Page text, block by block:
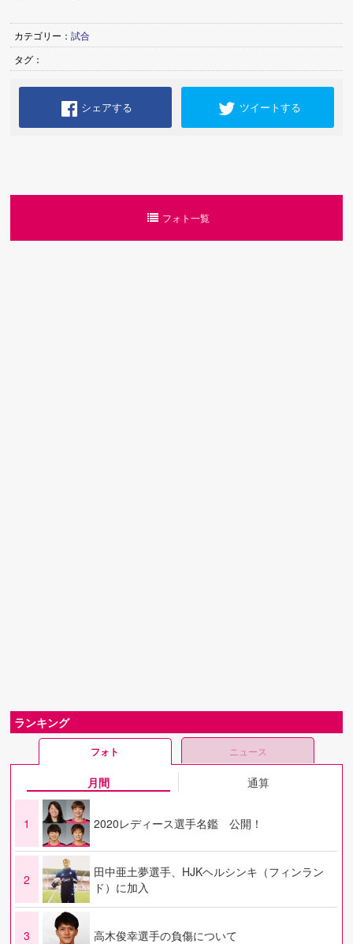
カテゴリー：試合
タグ：
シェアする ツイートする
フォト一覧
ランキング
フォト ニュース
月間 通算
1 2020レディース選手名鑑 公開！
2
田中亜土夢選手、HJKヘルシンキ（フィンラン
ド）に加入
3 高木俊幸選手の負傷について